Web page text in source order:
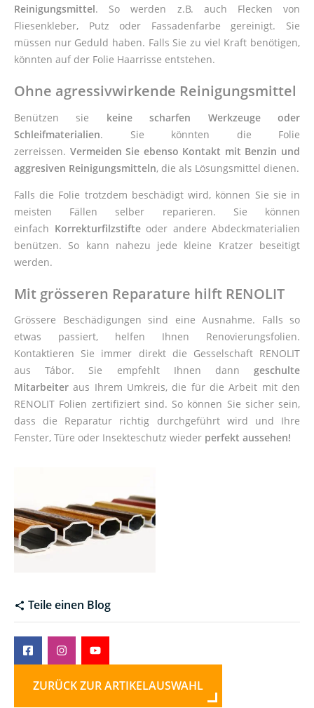
Reinigungsmittel. So werden z.B. auch Flecken von
Fliesenkleber, Putz oder Fassadenfarbe gereinigt. Sie
müssen nur Geduld haben. Falls Sie zu viel Kraft benötigen,
könnten auf der Folie Haarrisse entstehen.
Ohne agressivwirkende Reinigungsmittel
Benützen sie keine scharfen Werkzeuge oder
Schleifmaterialien. Sie könnten die Folie
zerreissen. Vermeiden Sie ebenso Kontakt mit Benzin und
aggresiven Reinigungsmitteln, die als Lösungsmittel dienen.
Falls die Folie trotzdem beschädigt wird, können Sie sie in
meisten Fällen selber reparieren. Sie können
einfach Korrekturfilzstifteoder andere Abdeckmaterialien
benützen. So kann nahezu jede kleine Kratzer beseitigt
werden.
Mit grösseren Reparature hilft RENOLIT
Grössere Beschädigungen sind eine Ausnahme. Falls so
etwas passiert, helfen Ihnen Renovierungsfolien.
Kontaktieren Sie immer direkt die Gesselschaft RENOLIT
aus Tábor. Sie empfehlt Ihnen dann geschulte
Mitarbeiter aus Ihrem Umkreis, die für die Arbeit mit den
RENOLIT Folien zertifiziert sind. So können Sie sicher sein,
dass die Reparatur richtig durchgeführt wird und Ihre
Fenster, Türe oder Insekteschutz wieder perfekt aussehen!
Teile einen Blog
ZURÜCK ZUR ARTIKELAUSWAHL